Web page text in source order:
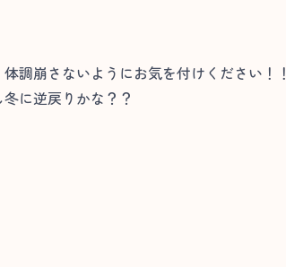
調崩さないようにお気を付けください！！
に逆戻りかな？？